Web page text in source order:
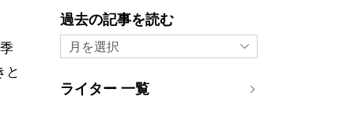
と
過去の記事を読む
月を選択
ライター 一覧